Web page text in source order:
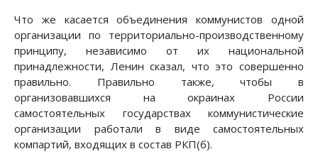
Что же касается объединения коммунистов одной
организации по территориально-производственному
принципу, независимо от их национальной
принадлежности, Ленин сказал, что это совершенно
правильно. Правильно также, чтобы в
организовавшихся на окраинах России
самостоятельных государствах коммунистические
организации работали в виде самостоятельных
компартий, входящих в состав РКП(б).